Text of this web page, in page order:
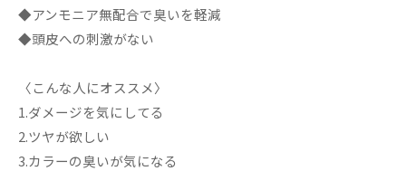
◆アンモニア無配合で臭いを軽減
◆頭皮への刺激がない
〈こんな人にオススメ〉
1.ダメージを気にしてる
2.ツヤが欲しい
3.カラーの臭いが気になる